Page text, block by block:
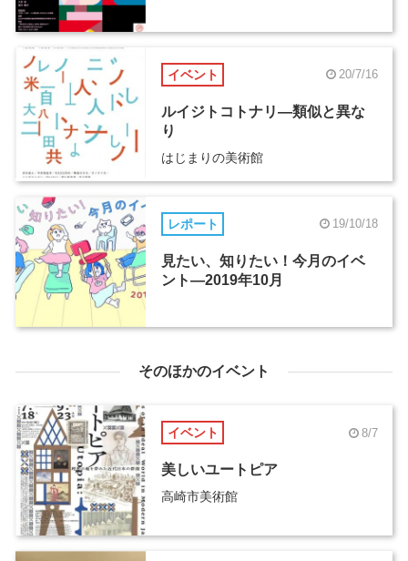
イベント 20/7/16
ルイジトコトナリ―類似と異な
り
はじまりの美術館
レポート 19/10/18
見たい、知りたい！今月のイベ
ント―2019年10月
そのほかのイベント
イベント 8/7
美しいユートピア
高崎市美術館